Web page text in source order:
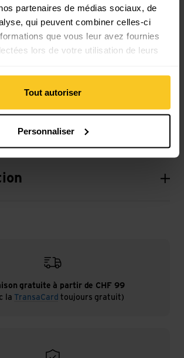
partenaires de médias sociaux, de
qui peuvent combiner celles-ci
que vous leur avez fournies
lors de votre utilisation de leurs
Tout autoriser
Personnaliser
100% Polyester (recyclé)
gratuite à partir de CHF 99
la TransaCard toujours gratuit)